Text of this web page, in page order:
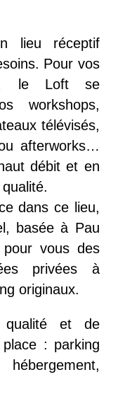
lieu réceptif
Pour vos
le Loft se
workshops,
télévisés,
afterworks…
débit et en
dans ce lieu,
basée à Pau
vous des
privées à
originaux.
qualité et de
: parking